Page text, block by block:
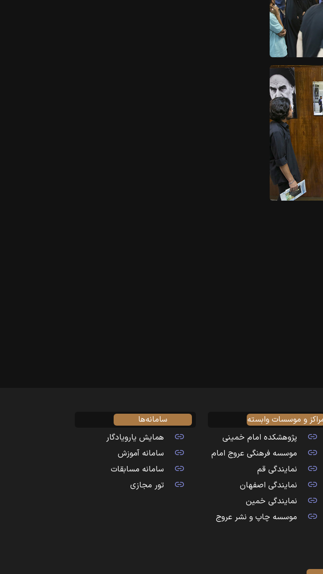
و موسسات وابسته
پژوهشکده امام خمینی
موسسه فرهنگی عروج امام
نمایندگی قم
نمایندگی اصفهان
نمایندگی خمین
موسسه چاپ و نشر عروج
سامانه‌ها
همایش یارویادگار
سامانه آموزش
سامانه مسابقات
تور مجازی